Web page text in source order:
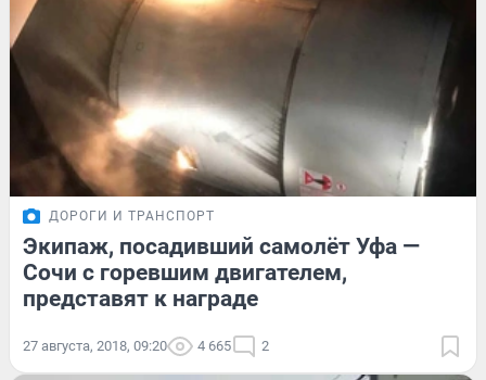
ДОРОГИ И ТРАНСПОРТ
Экипаж, посадивший самолёт Уфа —
Сочи с горевшим двигателем,
представят к награде
27 августа, 2018, 09:20 4 665 2